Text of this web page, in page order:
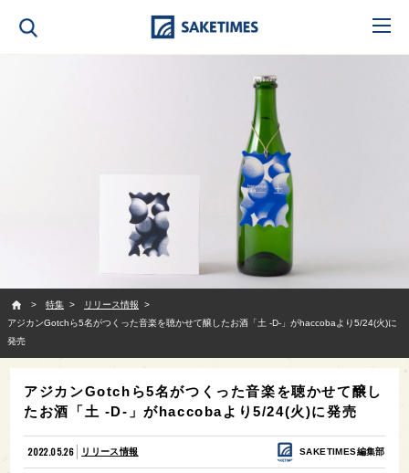
特集
リリース情報
アジカンGotchら5名がつくった音楽を聴かせて醸したお酒「土 -D-」がhaccobaより5/24(火)に
発売
アジカンGotchら5名がつくった音楽を聴かせて醸し
たお酒「土 -D-」がhaccobaより5/24(火)に発売
2022.05.26 リリース情報 SAKETIMES編集部